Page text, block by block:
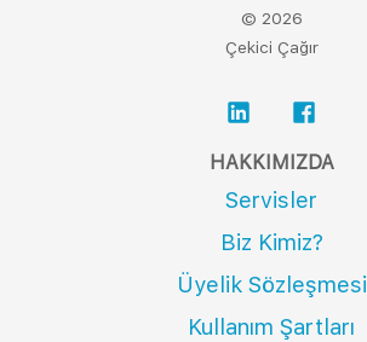
© 2026
Çekici Çağır
HAKKIMIZDA
Servisler
Biz Kimiz?
Üyelik Sözleşmesi
Kullanım Şartları